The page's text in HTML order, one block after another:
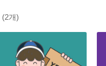
(2개)